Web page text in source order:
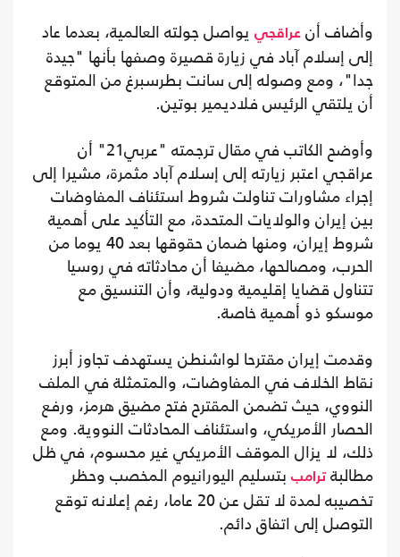
وأضاف أن عراقجي يواصل جولته العالمية، بعدما عاد
إلى إسلام آباد في زيارة قصيرة وصفها بأنها "جيدة
جدا"، ومع وصوله إلى سانت بطرسبرغ من المتوقع
أن يلتقي الرئيس فلاديمير بوتين.
وأوضح الكاتب في مقال ترجمته "عربي21" أن
عراقجي اعتبر زيارته إلى إسلام آباد مثمرة، مشيرا إلى
إجراء مشاورات تناولت شروط استئناف المفاوضات
بين إيران والولايات المتحدة، مع التأكيد على أهمية
شروط إيران، ومنها ضمان حقوقها بعد 40 يوما من
الحرب، ومصالحها، مضيفا أن محادثاته في روسيا
تتناول قضايا إقليمية ودولية، وأن التنسيق مع
موسكو ذو أهمية خاصة.
وقدمت إيران مقترحا لواشنطن يستهدف تجاوز أبرز
نقاط الخلاف في المفاوضات، والمتمثلة في الملف
النووي، حيث تضمن المقترح فتح مضيق هرمز، ورفع
الحصار الأمريكي، واستئناف المحادثات النووية. ومع
ذلك، لا يزال الموقف الأمريكي غير محسوم، في ظل
مطالبةترامب بتسليم اليورانيوم المخصب وحظر
تخصيبه لمدة لا تقل عن 20 عاما، رغم إعلانه توقع
التوصل إلى اتفاق دائم.